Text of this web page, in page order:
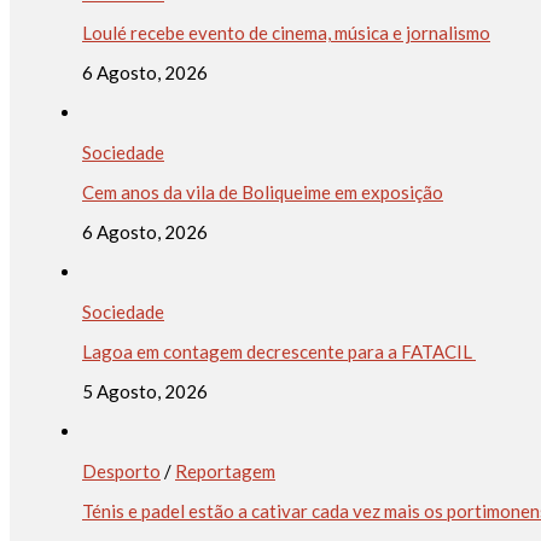
Loulé recebe evento de cinema, música e jornalismo
6 Agosto, 2026
Sociedade
Cem anos da vila de Boliqueime em exposição
6 Agosto, 2026
Sociedade
Lagoa em contagem decrescente para a FATACIL
5 Agosto, 2026
Desporto / Reportagem
Ténis e padel estão a cativar cada vez mais os